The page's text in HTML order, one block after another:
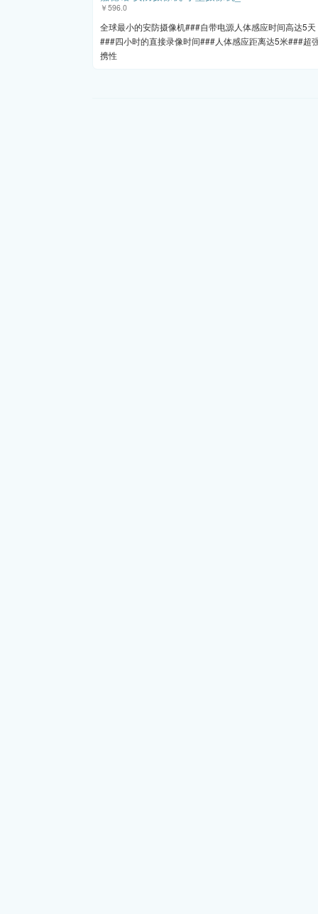
￥596.0
全球最小的安防摄像机###自带电源人体感应时间高达5天
###四小时的直接录像时间###人体感应距离达5米###超
携性